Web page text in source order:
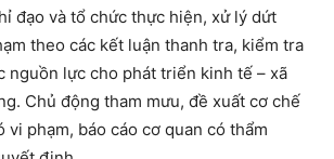
đạo và tổ chức thực hiện, xử lý dứt
theo các kết luận thanh tra, kiểm tra
nguồn lực cho phát triển kinh tế – xã
Chủ động tham mưu, đề xuất cơ chế
vi phạm, báo cáo cơ quan có thẩm